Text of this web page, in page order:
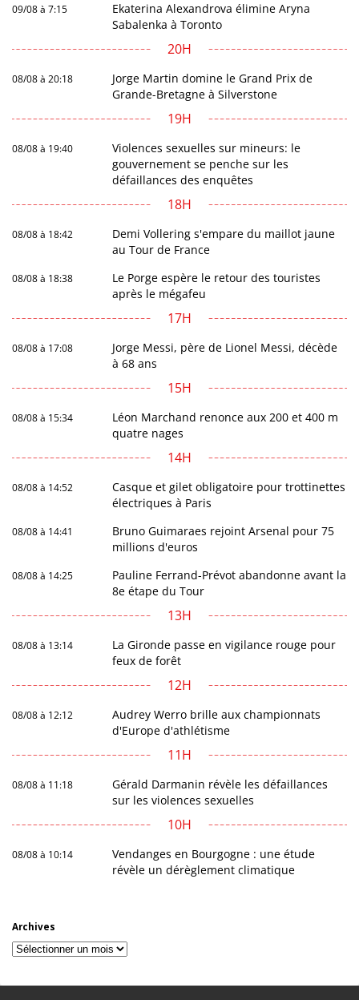
09/08 à 7:15
Ekaterina Alexandrova élimine Aryna
Sabalenka à Toronto
20H
08/08 à 20:18
Jorge Martin domine le Grand Prix de
Grande-Bretagne à Silverstone
19H
08/08 à 19:40
Violences sexuelles sur mineurs: le
gouvernement se penche sur les
défaillances des enquêtes
18H
08/08 à 18:42
Demi Vollering s'empare du maillot jaune
au Tour de France
08/08 à 18:38
Le Porge espère le retour des touristes
après le mégafeu
17H
08/08 à 17:08
Jorge Messi, père de Lionel Messi, décède
à 68 ans
15H
08/08 à 15:34
Léon Marchand renonce aux 200 et 400 m
quatre nages
14H
08/08 à 14:52
Casque et gilet obligatoire pour trottinettes
électriques à Paris
08/08 à 14:41
Bruno Guimaraes rejoint Arsenal pour 75
millions d'euros
08/08 à 14:25
Pauline Ferrand-Prévot abandonne avant la
8e étape du Tour
13H
08/08 à 13:14
La Gironde passe en vigilance rouge pour
feux de forêt
12H
08/08 à 12:12
Audrey Werro brille aux championnats
d'Europe d'athlétisme
11H
08/08 à 11:18
Gérald Darmanin révèle les défaillances
sur les violences sexuelles
10H
08/08 à 10:14
Vendanges en Bourgogne : une étude
révèle un dérèglement climatique
Archives
Archives